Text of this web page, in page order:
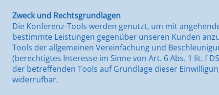
Zweck und Rechtsgrundlagen
Die Konferenz-Tools werden genutzt, um mit
bestimmte Leistungen gegenüber unseren Kunden
Tools der allgemeinen Vereinfachung und
(berechtigtes Interesse im Sinne von Art. 6 Abs. 1 lit. f
der betreffenden Tools auf Grundlage dieser
widerrufbar.